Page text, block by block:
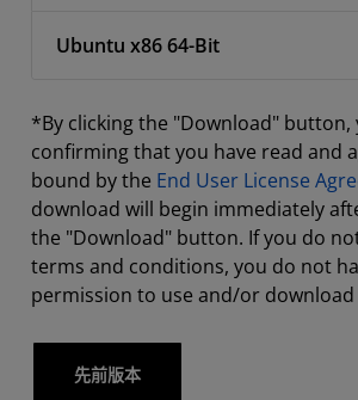
Ubuntu x86 64-Bit
*By clicking the "Download" button,
confirming that you have read and
bound by the End User License
download will begin immediately
the "Download" button. If you do
terms and conditions, you do not
permission to use and/or
先前版本